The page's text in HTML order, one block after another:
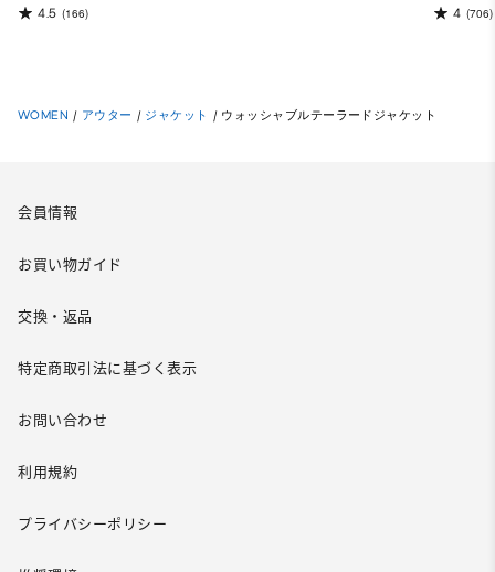
4.5 (166)
4 (706)
WOMEN / アウター / ジャケット / ウォッシャブルテーラードジャケット
会員情報
お買い物ガイド
交換・返品
特定商取引法に基づく表示
お問い合わせ
利用規約
プライバシーポリシー